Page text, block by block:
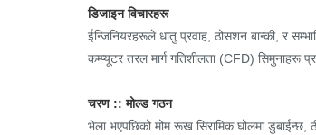
डिजाइन विचारहरू
ईन्जिनियरहरूले धातु प्रवाह, ठोसशन बान्की, र
कम्प्यूटर तरल मार्ग गतिशीलता (CFD) सिमुनाहरू
चरण :: मोल्ड गठन
भेला भएपछिको मोम रूख सिरामिक घोलमा